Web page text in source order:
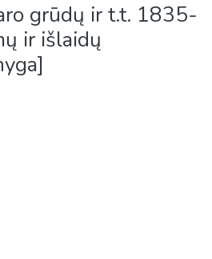
grūdų ir t.t. 1835-
ir išlaidų